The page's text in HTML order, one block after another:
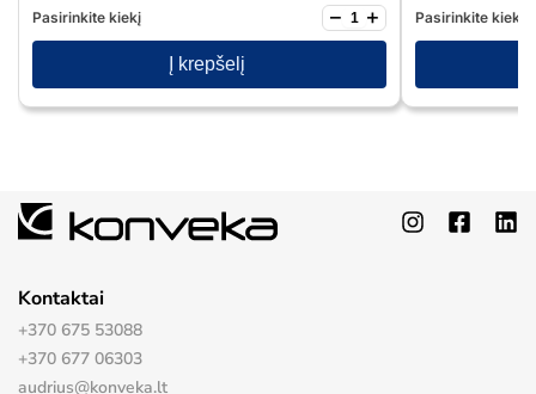
Pasirinkite kiekį − +
Į krepšelį
Pasirinkite kiekį
Kontaktai
+370 675 53088
+370 677 06303
audrius@konveka.lt